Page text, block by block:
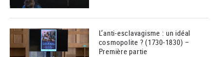
L’anti-esclavagisme : un idéal
cosmopolite ? (1730-1830) –
Première partie